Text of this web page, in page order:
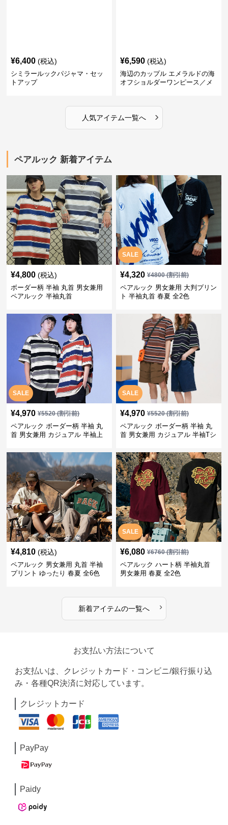
¥6,400 (税込)
シミラールックパジャマ・セッ
トアップ
¥6,590 (税込)
海辺のカップル エメラルドの海
オフショルダーワンピース／メ
人気アイテム一覧へ ›
ペアルック 新着アイテム
¥4,800 (税込)
ボーダー柄 半袖 丸首 男女兼用
ペアルック 半袖丸首
SALE
¥4,320 ¥4800(割引前)
ペアルック 男女兼用 大判プリン
ト 半袖丸首 春夏 全2色
SALE
¥4,970 ¥5520(割引前)
ペアルック ボーダー柄 半袖 丸
首 男女兼用 カジュアル 半袖上
SALE
¥4,970 ¥5520(割引前)
ペアルック ボーダー柄 半袖 丸
首 男女兼用 カジュアル 半袖Tシ
¥4,810 (税込)
ペアルック 男女兼用 丸首 半袖
プリント ゆったり 春夏 全6色
SALE
¥6,080 ¥6760(割引前)
ペアルック ハート柄 半袖丸首
男女兼用 春夏 全2色
新着アイテムの一覧へ ›
お支払い方法について
お支払いは、クレジットカード・コンビニ/銀行振り込
み・各種QR決済に対応しています。
クレジットカード
PayPay
Paidy